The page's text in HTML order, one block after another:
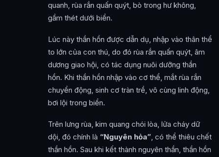
quanh, rùa rắn quấn quýt, bò trong hư không,
gầm thét dưới biển.
Lúc này thần hồn được dẫn dụ, nhập vào thân thể
to lớn của con thú, do đó rùa rắn quấn quýt, âm
dương giao hội, có tác dụng nuôi dưỡng thần
hồn. Khi thần hồn nhập vào cơ thể, mắt rùa rắn
chuyển động, sinh cơ tràn trề, vô cùng linh động,
bơi lội trong biển.
Trên lưng rùa, kim quang chói lòa, lửa cháy dữ
dội, đó chính là “Nguyên hỏa”, có thể thiêu chết
thần hồn. Sau khi kết thành nguyên thần, thần hồn